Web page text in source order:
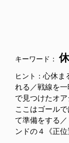
キーワード：
ヒント： 心休ま
れる／戦線を
で見つけたオ
ここはゴール
て準備をする
ンドの４《正位